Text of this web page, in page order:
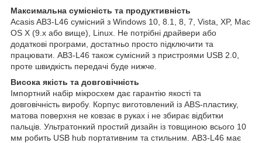
Максимальна сумісність та продуктивність
Acasis AB3-L46 сумісний з Windows 10, 8.1, 8, 7, Vista, XP, Mac
OS X (9.x або вище), Linux. Не потрібні драйвери або
додаткові програми, достатньо просто підключити та
працювати. AB3-L46 також сумісний з пристроями USB 2.0,
проте швидкість передачі буде нижче.
Висока якість та довговічність
Імпортний набір мікросхем дає гарантію якості та
довговічність виробу. Корпус виготовлений із ABS-пластику,
матова поверхня не ковзає в руках і не збирає відбитки
пальців. Ультратонкий простий дизайн із товщиною всього 10
мм робить USB hub портативним та стильним. AB3-L46 має